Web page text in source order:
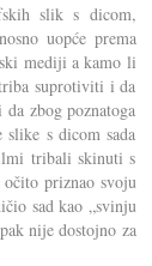
slik s dicom,
uopće prema
mediji a kamo li
suprotiviti i da
zbog poznatoga
s dicom sada
tribali skinuti s
priznao svoju
sad kao „svinju
nije dostojno za